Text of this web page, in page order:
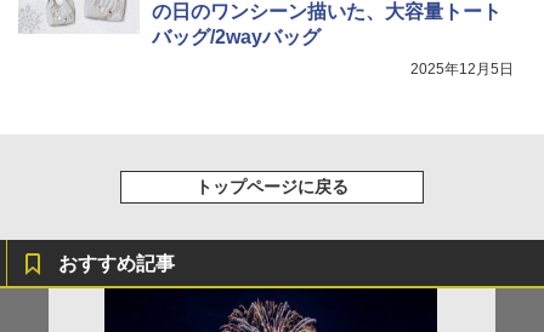
の日のワンシーン描いた、大容量トート
バッグ/2wayバッグ
2025年12月5日
トップページに戻る
おすすめ記事